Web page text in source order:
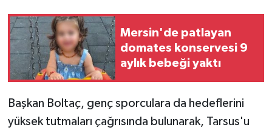
Mersin'de patlayan
domates konservesi 9
aylık bebeği yaktı
Başkan Boltaç, genç sporculara da hedeflerini
yüksek tutmaları çağrısında bulunarak, Tarsus'u